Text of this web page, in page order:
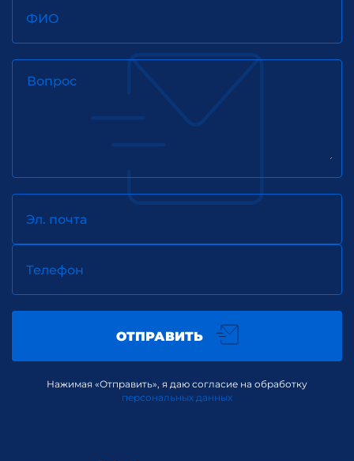
ФИО
Вопрос
Эл. почта
Телефон
ОТПРАВИТЬ
Нажимая «Отправить», я даю согласие на обработку
персональных данных